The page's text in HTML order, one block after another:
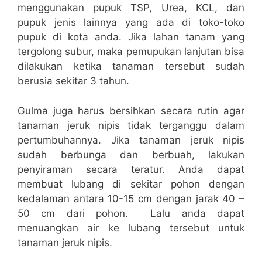
menggunakan pupuk TSP, Urea, KCL, dan
pupuk jenis lainnya yang ada di toko-toko
pupuk di kota anda. Jika lahan tanam yang
tergolong subur, maka pemupukan lanjutan bisa
dilakukan ketika tanaman tersebut sudah
berusia sekitar 3 tahun.
Gulma juga harus bersihkan secara rutin agar
tanaman jeruk nipis tidak terganggu dalam
pertumbuhannya. Jika tanaman jeruk nipis
sudah berbunga dan berbuah, lakukan
penyiraman secara teratur. Anda dapat
membuat lubang di sekitar pohon dengan
kedalaman antara 10-15 cm dengan jarak 40 –
50 cm dari pohon. Lalu anda dapat
menuangkan air ke lubang tersebut untuk
tanaman jeruk nipis.